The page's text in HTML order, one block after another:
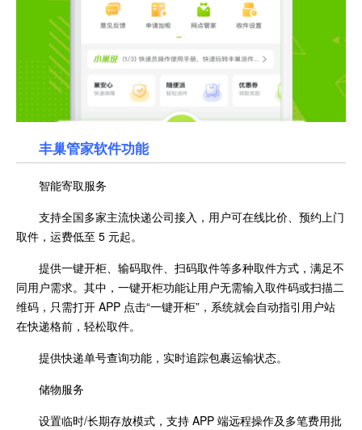
丰巢管家软件功能
智能寄取服务
支持全国多家主流快递公司接入，用户可在线比价、预约上门
取件，运费低至 5 元起。
提供一键开柜、输码取件、扫码取件等多种取件方式，满足不
同用户需求。其中，一键开柜功能让用户无需输入取件码或扫描二
维码，只需打开 APP 点击“一键开柜”，系统就会自动指引用户站
在快递格前，轻松取件。
提供快递单号查询功能，实时追踪包裹运输状态。
储物服务
设置临时/长期存放模式，支持 APP 端远程操作及多笔费用批